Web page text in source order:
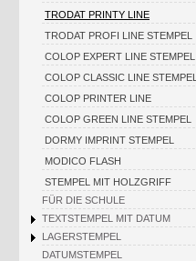
TRODAT PRINTY LINE
TRODAT PROFI LINE STEMPEL
COLOP EXPERT LINE STEMPEL
COLOP CLASSIC LINE STEMPEL
COLOP PRINTER LINE
COLOP GREEN LINE STEMPEL
DORMY IMPRINT STEMPEL
MODICO FLASH
STEMPEL MIT HOLZGRIFF
FÜR DIE SCHULE
TEXTSTEMPEL MIT DATUM
LAGERSTEMPEL
DATUMSTEMPEL